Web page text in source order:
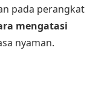
pada perangkat
mengatasi
nyaman.